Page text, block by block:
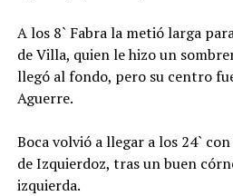
A los 8` Fabra la metió larga
de Villa, quien le hizo un
llegó al fondo, pero su centro
Aguerre.
Boca volvió a llegar a los 24`
de Izquierdoz, tras un buen
izquierda.